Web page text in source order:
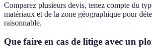
Comparez plusieurs devis, tenez compte du
matériaux et de la zone géographique pour
raisonnable.
Que faire en cas de litige avec un